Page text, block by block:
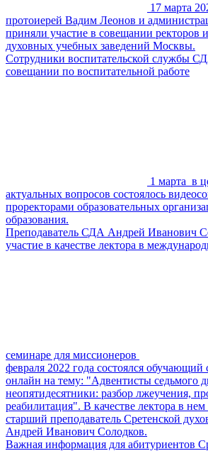
17 марта
протоиерей Вадим Леонов и
приняли участие в совещании ректоров
духовных учебных заведений Москвы.
Сотрудники воспитательской службы
совещании по воспитательной работе
1 марта в
актуальных вопросов состоялось
проректорами образовательных
образования.
Преподаватель СДА Андрей Иванович
участие в качестве лектора в
семинаре для миссионеров
февраля 2022 года состоялся
онлайн на тему: "Адвентисты седьмого
неопятидесятники: разбор лжеучения,
реабилитация". В качестве лектора в
старший преподаватель Сретенской
Андрей Иванович Солодков.
Важная информация для абитуриентов